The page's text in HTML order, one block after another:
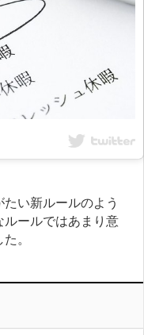
い新ルールのよう
ールではあまり意
。